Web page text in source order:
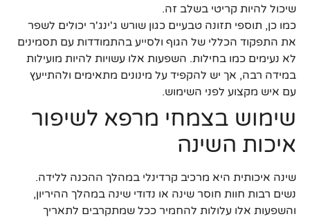
שיכול להיות קריטי בשלב זה.
כמו כן, תוספי תזונה טבעיים כגון שורש ג'ינג'ר יכולים לשפר
את התפקוד הכללי של הגוף ולסייע בהתמודדות עם תסמינים
לא נעימים כמו בחילות. השפעות אלו עשויות להיות מועילות
במידה רבה, אך יש להקפיד על מינונים מתאימים ולהתייעץ
עם איש מקצוע לפני השימוש.
שימוש בצמחי מרפא לשיפור
איכות השינה
שינה איכותית היא מרכיב קרדינלי במהלך ההכנה ללידה.
נשים רבות חוות חוסר שינה או נדודי שינה במהלך ההיריון,
והשפעות אלו עלולות להחמיר ככל שמתקרבים לתאריך